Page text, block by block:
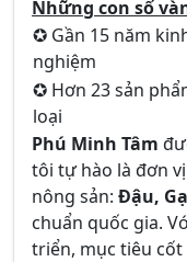
Những con số
✪ Gần 15 năm
nghiệm
✪ Hơn 23 sản
loại
Phú Minh Tâm
tôi tự hào là đơn
nông sản: Đậu,
chuẩn quốc gia.
triển, mục tiêu